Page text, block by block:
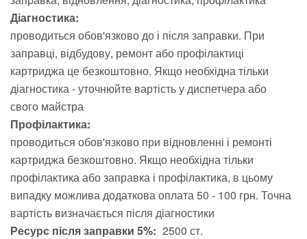
Діагностика:
проводиться обов'язково до і після заправки. При
заправці, відбудову, ремонт або профілактиці
картриджа це безкоштовно. Якщо необхідна тільки
діагностика - уточнюйте вартість у диспетчера або
свого майстра
Профілактика:
проводиться обов'язково при відновленні і ремонті
картриджа безкоштовно. Якщо необхідна тільки
профілактика або заправка і профілактика, в цьому
випадку можлива додаткова оплата 50 - 100 грн. Точна
вартість визначається після діагностики
Ресурс після заправки 5%: 2500 ст.